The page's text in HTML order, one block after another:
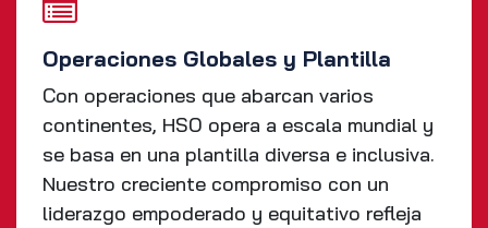
Operaciones Globales y Plantilla
Con operaciones que abarcan varios
continentes, HSO opera a escala mundial y
se basa en una plantilla diversa e inclusiva.
Nuestro creciente compromiso con un
liderazgo empoderado y equitativo refleja